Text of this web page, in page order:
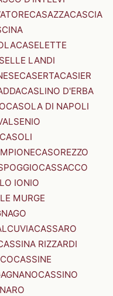
CASAZZACASCIA
CASELETTE
LANDI
CASERTACASIER
CASLINO D'ERBA
CASOLA DI NAPOLI
CASOLI
CASOREZZO
CASSACCO
IONIO
MURGE
CASSARO
RIZZARDI
CASSINE
CASSINO